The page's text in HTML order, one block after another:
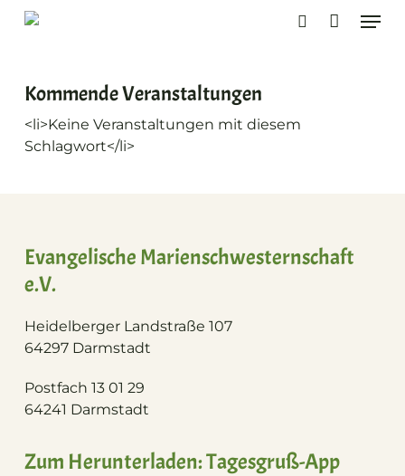
Skip
Kommende Veranstaltungen
<li>Keine Veranstaltungen mit diesem
Schlagwort</li>
Evangelische Marienschwesternschaft
e.V.
Heidelberger Landstraße 107
64297 Darmstadt
Postfach 13 01 29
64241 Darmstadt
Zum Herunterladen: Tagesgruß-App